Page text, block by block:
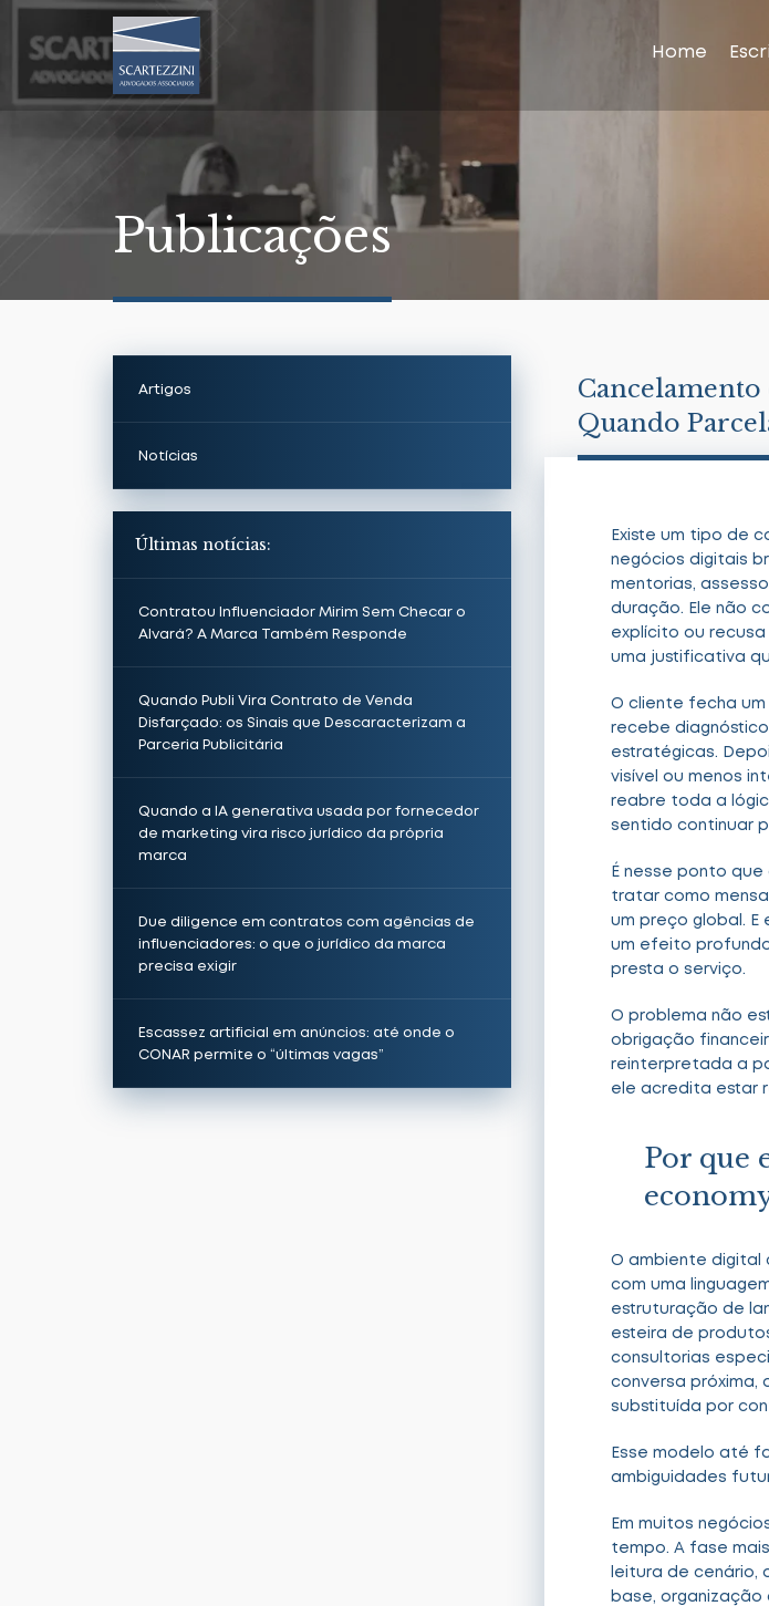
Home
Publicações
Artigos
Notícias
Últimas notícias:
Contratou Influenciador Mirim Sem Checar o
Alvará? A Marca Também Responde
Quando Publi Vira Contrato de Venda
Disfarçado: os Sinais que Descaracterizam a
Parceria Publicitária
Quando a IA generativa usada por fornecedor
de marketing vira risco jurídico da própria
marca
Due diligence em contratos com agências de
influenciadores: o que o jurídico da marca
precisa exigir
Escassez artificial em anúncios: até onde o
CONAR permite o “últimas vagas”
Cancelamento
Quando
Existe um tipo de
negócios digitais
mentorias,
duração. Ele não
explícito ou
uma justificativa
O cliente fecha
recebe
estratégicas.
visível ou menos
reabre toda a
sentido continuar
É nesse ponto
tratar como
um preço global.
um efeito
presta o serviço.
O problema não
obrigação
reinterpretada a
ele acredita estar
Por que
O ambiente digital
com uma
estruturação de
esteira de
consultorias
conversa próxima,
substituída por
Esse modelo até
ambiguidades
Em muitos
tempo. A fase
leitura de cenário,
base,